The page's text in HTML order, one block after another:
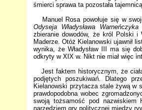
śmierci sprawa ta pozostała
Manuel Rosa powołuje się w
Odyseja Władysława Warneńczyka
zbieranie dowodów, że król Polski i
Maderze. Otóż Kielanowski ujawnił
wynika, że Władysław III ma się
odkryty w XIX w. Nikt nie miał więc
Jest faktem historycznym, że
podjętych poszukiwań. Dlatego
Kielanowski przytacza stale żywą w
prawdopodobna wobec
swoją tożsamość pod nazwiskiem
narzędziem gry politycznej między